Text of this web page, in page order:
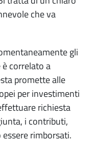
che va
gli
correlato a
promette alle
per investimenti
richiesta
i contributi,
rimborsati.